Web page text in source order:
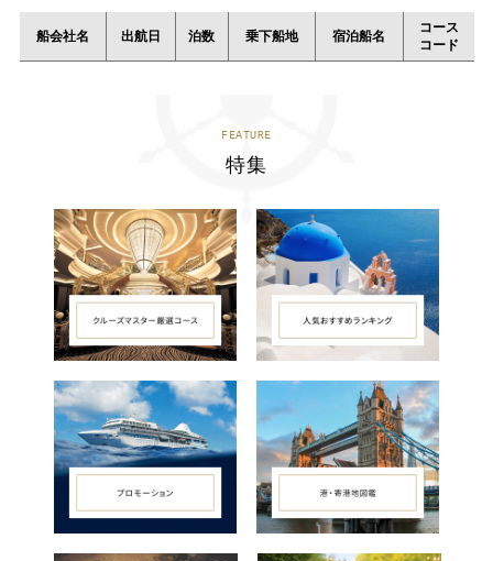
船会社名 出航日 泊数 乗下船地 宿泊船名
コース
コード
FEATURE
特集